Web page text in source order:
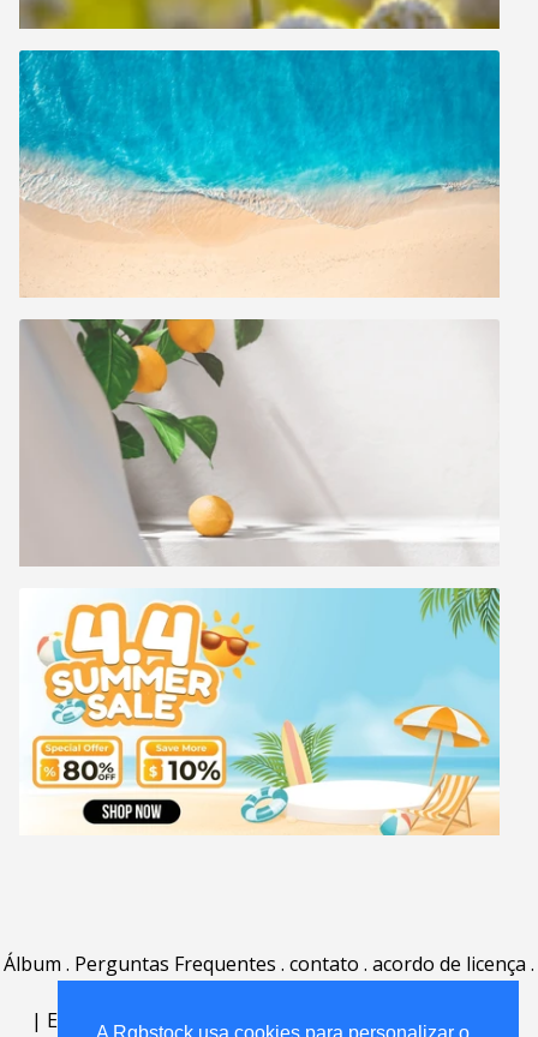
Álbum . Perguntas Frequentes . contato . acordo de licença .
| English | Deutsch Español Português